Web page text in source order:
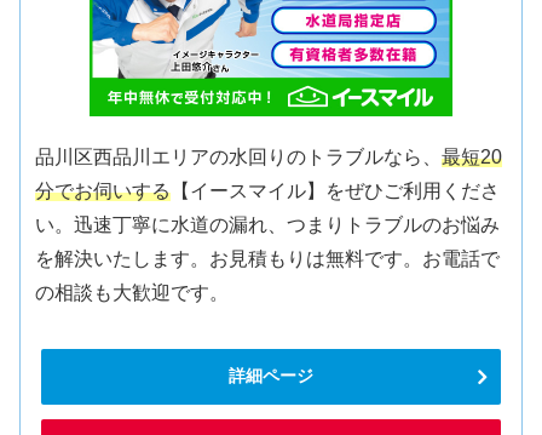
品川区西品川エリアの水回りのトラブルなら、最短20
分でお伺いする 【イースマイル】をぜひご利用くださ
い。迅速丁寧に水道の漏れ、つまりトラブルのお悩み
を解決いたします。お見積もりは無料です。お電話で
の相談も大歓迎です。
詳細ページ